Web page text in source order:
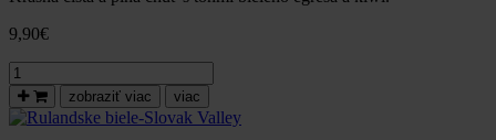
9,90€
množstvo
Chardonnay,
2022,
neskorý
zobraziť viac viac